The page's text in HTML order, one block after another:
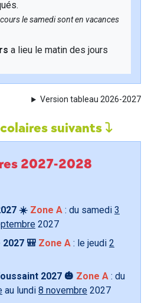
le samedi sont en vacances
a lieu le matin des jours
Version tableau 2026-2027
suivants
2027-2028
☀️ Zone A : du samedi 3
2027
🎒 Zone A : le jeudi 2
2027 🎃 Zone A : du
au lundi 8 novembre 2027